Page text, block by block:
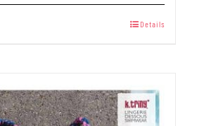
Bewertet
5.00Details